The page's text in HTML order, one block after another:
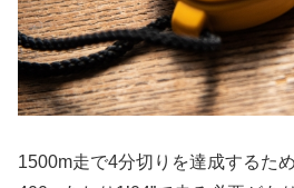
1500m走で4分切りを達成するため